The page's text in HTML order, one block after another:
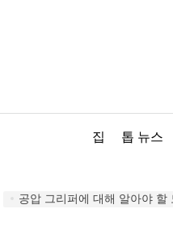
집
톱 뉴스
공압 그리퍼에 대해 알아야 할